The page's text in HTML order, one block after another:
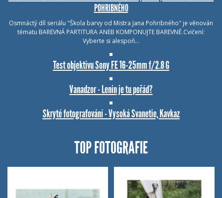
POHRIBNÉHO
Osmnáctý díl seriálu "Škola barvy od Mistra Jana Pohribného" je věnován
tématu BAREVNÁ PARTITURA ANEB KOMPONUJTE BAREVNĚ.Cvičení:
Vyberte si alespoň…
Test objektivu Sony FE 16-25mm f/2.8 G
Vanadzor - Lenin je tu pořád?
Skryté fotografování - Vysoká Svanetie, Kavkaz
TOP FOTOGRAFIE